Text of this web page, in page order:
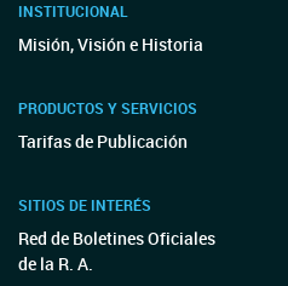
INSTITUCIONAL
Misión, Visión e Historia
PRODUCTOS Y SERVICIOS
Tarifas de Publicación
SITIOS DE INTERÉS
Red de Boletines Oficiales
de la R. A.